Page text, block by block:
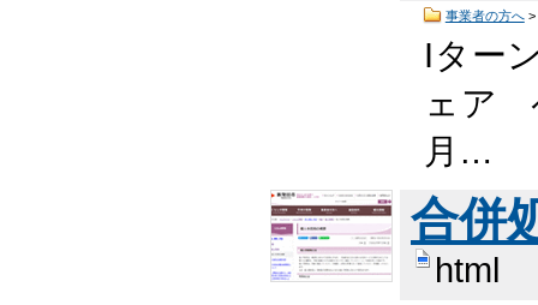
事業者の方へ>
Iター
ェア
月…
合併
html